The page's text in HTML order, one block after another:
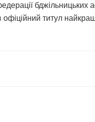
бджільницьких
титул